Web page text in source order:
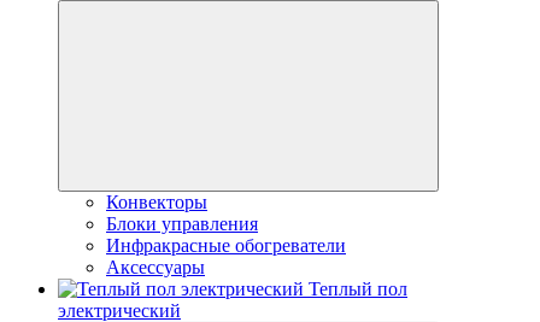
Конвекторы
Блоки управления
Инфракрасные обогреватели
Аксессуары
Теплый пол
электрический